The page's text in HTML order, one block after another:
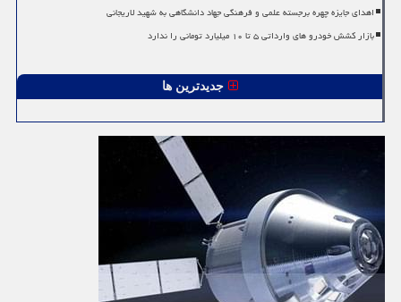
اهدای جایزه چهره برجسته علمی و فرهنگی جهاد دانشگاهی به شهید لاریجانی
بازار کشش خودرو های وارداتی ۵ تا ۱۰ میلیارد تومانی را ندارد
جدیدترین ها